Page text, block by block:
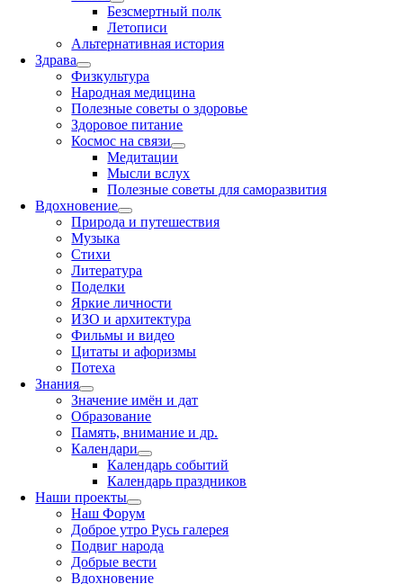
Безсмертный полк
Летописи
Альтернативная история
Здрава
Физкультура
Народная медицина
Полезные советы о здоровье
Здоровое питание
Космос на связи
Медитации
Мысли вслух
Полезные советы для саморазвития
Вдохновение
Природа и путешествия
Музыка
Стихи
Литература
Поделки
Яркие личности
ИЗО и архитектура
Фильмы и видео
Цитаты и афоризмы
Потеха
Знания
Значение имён и дат
Образование
Память, внимание и др.
Календари
Календарь событий
Календарь праздников
Наши проекты
Наш Форум
Доброе утро Русь галерея
Подвиг народа
Добрые вести
Вдохновение